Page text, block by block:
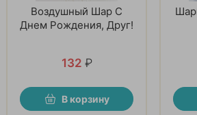
Воздушный Шар С
Днем Рождения, Друг!
132 ₽
В корзину